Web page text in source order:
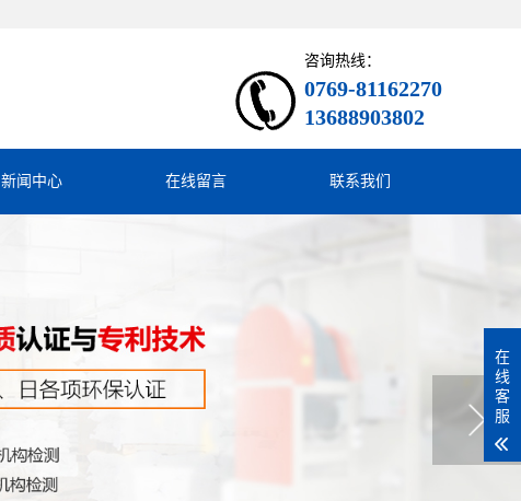
咨询热线：
0769-81162270
13688903802
新闻中心 在线留言 联系我们
在
线
客
服